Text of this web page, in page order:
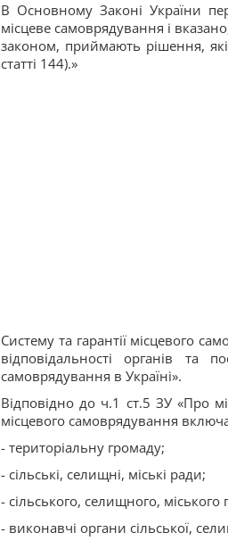
В Основному Законі України
місцеве самоврядування і
законом, приймають рішення,
статті 144).»
Систему та гарантії місцевого
відповідальності органів та
самоврядування в Україні».
Відповідно до ч.1 ст.5 ЗУ «Про
місцевого самоврядування
- територіальну громаду;
- сільські, селищні, міські ради;
- сільського, селищного, міського
- виконавчі органи сільської,